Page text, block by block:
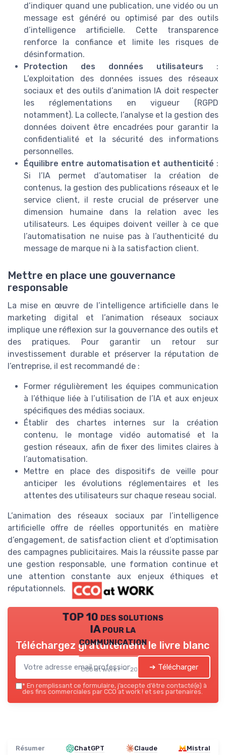
d’indiquer quand une publication, une vidéo ou un
message est généré ou optimisé par des outils
d’intelligence artificielle. Cette transparence
renforce la confiance et limite les risques de
désinformation.
Protection des données utilisateurs :
L’exploitation des données issues des réseaux
sociaux et des outils d’animation IA doit respecter
les réglementations en vigueur (RGPD
notamment). La collecte, l’analyse et la gestion des
données doivent être encadrées pour garantir la
confidentialité et la sécurité des informations
personnelles.
Équilibre entre automatisation et authenticité :
Si l’IA permet d’automatiser la création de
contenus, la gestion des publications réseaux et le
service client, il reste crucial de préserver une
dimension humaine dans la relation avec les
utilisateurs. Les équipes doivent veiller à ce que
l’automatisation ne nuise pas à l’authenticité du
message de marque ni à la satisfaction client.
Mettre en place une gouvernance
responsable
La mise en œuvre de l’intelligence artificielle dans le
marketing digital et l’animation réseaux sociaux
implique une réflexion sur la gouvernance des outils et
des pratiques. Pour garantir un retour sur
investissement durable et préserver la réputation de
l’entreprise, il est recommandé de :
Former régulièrement les équipes communication
à l’éthique liée à l’utilisation de l’IA et aux enjeux
spécifiques des médias sociaux.
Établir des chartes internes sur la création
contenu, le montage vidéo automatisé et la
gestion réseaux, afin de fixer des limites claires à
l’automatisation.
Mettre en place des dispositifs de veille pour
anticiper les évolutions réglementaires et les
attentes des utilisateurs sur chaque reseau social.
L’animation des réseaux sociaux par l’intelligence
artificielle offre de réelles opportunités en matière
d’engagement, de satisfaction client et d’optimisation
des campagnes publicitaires. Mais la réussite passe par
une gestion responsable, une formation continue et
une attention constante aux enjeux éthiques et
réputationnels.
TOP 10 des solutions
IA pour la
communication
CCO at work ! — 2026
Téléchargez gratuitement le livre blanc
➔ Télécharger
* En remplissant ce formulaire, j’accepte d’être contacté(e) à
des fins commerciales par CCO at work ! et ses partenaires.
Résumer ChatGPT Claude Mistral